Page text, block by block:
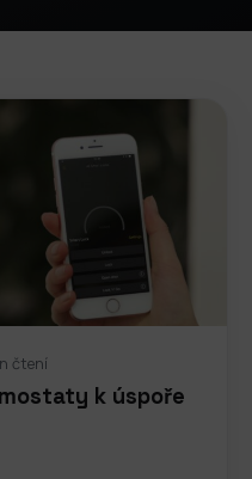
čtení
k úspoře